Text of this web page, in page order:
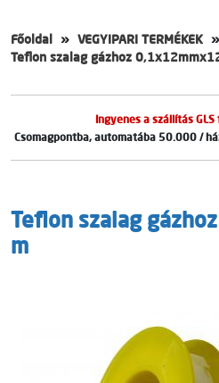
Főoldal VEGYIPARI TERMÉKEK
Teflon szalag gázhoz
Ingyenes a szállítás
Csomagpontba, automatába 50.000 /
Teflon szalag
m